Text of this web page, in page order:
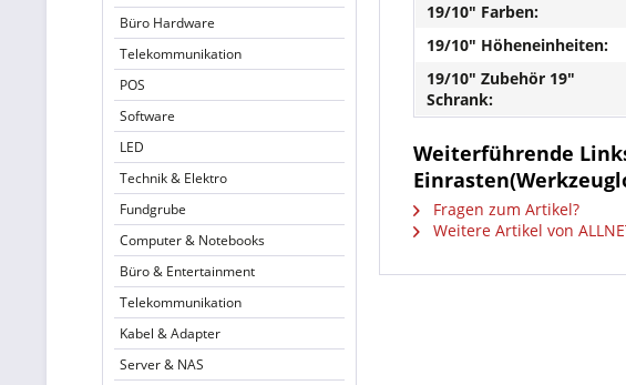
Büro Hardware
Telekommunikation
POS
Software
LED
Technik & Elektro
Fundgrube
Computer & Notebooks
Büro & Entertainment
Telekommunikation
Kabel & Adapter
Server & NAS
19/10" Farben:
19/10" Höheneinheiten:
19/10" Zubehör 19"
Schrank:
Weiterführende
Fragen zum Artikel?
Weitere Artikel von